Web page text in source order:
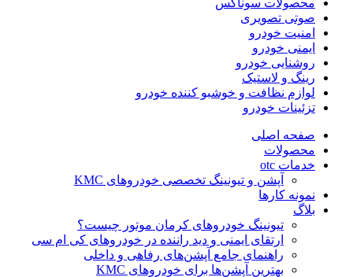
محصولات سوناکس
صوتی تصویری
امنیت خودرو
ایمنی خودرو
روشنایی خودرو
رینگ و لاستیک
لوازم نظافت و خوشبو کننده خودرو
تزئینات خودرو
صفحه اصلی
محصولات
خدمات otc
آپشن و تیونینگ تخصصی خودروهای KMC
نمونه کارها
بلاگ
تیونینگ خودروهای کرمان موتور چیست؟
ارتقای ایمنی و دید راننده در خودروهای کی ام سی
راهنمای جامع آپشن‌های رفاهی و داخلی
بهترین آپشن‌ها برای خودروهای KMC